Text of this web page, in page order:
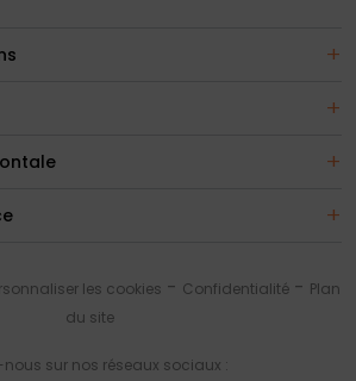
nous sur nos réseaux sociaux :
les cookies Confidentialité
Plan
du site